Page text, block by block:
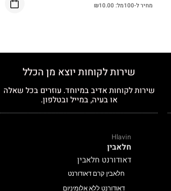
מחיר ל-100מל: ₪10.00
שירות לקוחות יוצא מן הכלל
שירות לקוחות אדיב במיוחד. עוזרים בכל שאלה
או בעיה, במייל ובטלפון.
Hlavin
חלאבין
דאודורנט חלאבין
חלאבין קרם דאודורנט
דאודורנט ללא אלומיניום